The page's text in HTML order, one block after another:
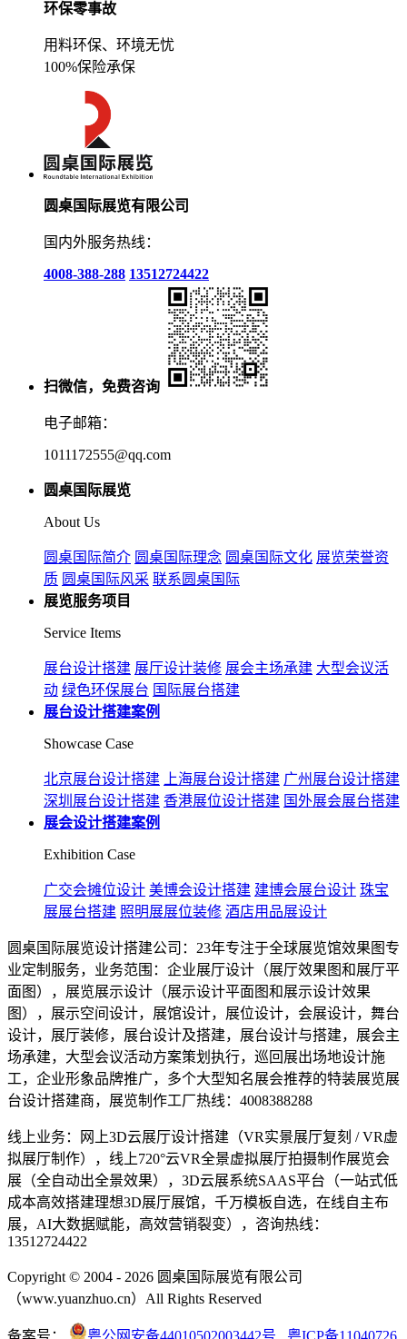
环保零事故
用料环保、环境无忧
100%保险承保
圆桌国际展览有限公司
国内外服务热线：
4008-388-288 13512724422
扫微信，免费咨询
电子邮箱：
1011172555@qq.com
圆桌国际展览
About Us
圆桌国际简介 圆桌国际理念 圆桌国际文化 展览荣誉资
质 圆桌国际风采 联系圆桌国际
展览服务项目
Service Items
展台设计搭建 展厅设计装修 展会主场承建 大型会议活
动 绿色环保展台 国际展台搭建
展台设计搭建案例
Showcase Case
北京展台设计搭建 上海展台设计搭建 广州展台设计搭建
深圳展台设计搭建 香港展位设计搭建 国外展会展台搭建
展会设计搭建案例
Exhibition Case
广交会摊位设计 美博会设计搭建 建博会展台设计 珠宝
展展台搭建 照明展展位装修 酒店用品展设计
圆桌国际展览设计搭建公司：23年专注于全球展览馆效果图专
业定制服务，业务范围：企业展厅设计（展厅效果图和展厅平
面图），展览展示设计（展示设计平面图和展示设计效果
图），展示空间设计，展馆设计，展位设计，会展设计，舞台
设计，展厅装修，展台设计及搭建，展台设计与搭建，展会主
场承建，大型会议活动方案策划执行，巡回展出场地设计施
工，企业形象品牌推广，多个大型知名展会推荐的特装展览展
台设计搭建商，展览制作工厂热线：4008388288
线上业务：网上3D云展厅设计搭建（VR实景展厅复刻 / VR虚
拟展厅制作），线上720°云VR全景虚拟展厅拍摄制作展览会
展（全自动出全景效果），3D云展系统SAAS平台（一站式低
成本高效搭建理想3D展厅展馆，千万模板自选，在线自主布
展，AI大数据赋能，高效营销裂变），咨询热线：
13512724422
Copyright © 2004 - 2026 圆桌国际展览有限公司
（www.yuanzhuo.cn）All Rights Reserved
备案号： 粤公网安备44010502003442号 粤ICP备11040726